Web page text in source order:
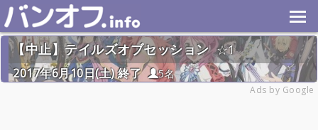
【中止】テイルズオブセッション
1
2017年6月10日(土) 終了
5名
Ads by Google